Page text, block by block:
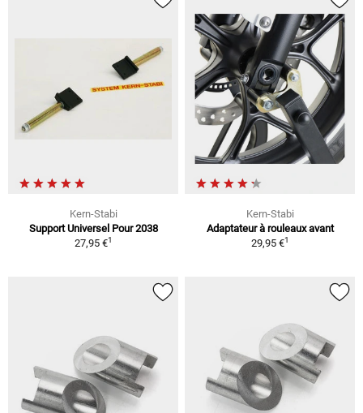
Kern-Stabi
Support Universel Pour 2038
27,95 €1
Kern-Stabi
Adaptateur à rouleaux avant
29,95 €1